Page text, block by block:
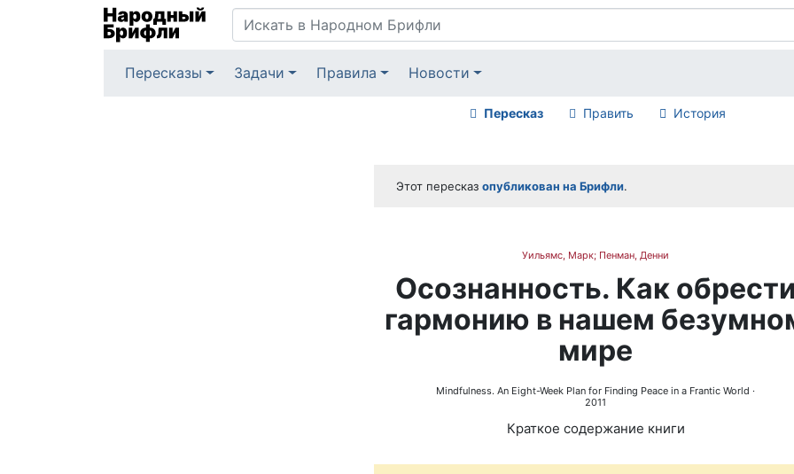
Пересказы Задачи Правила Новости
Пересказ Править История
Этот пересказ опубликован на Брифли.
Уильямс, Марк; Пенман, Денни
Осознанность. Как
гармонию в нашем
мире
Mindfulness. An Eight-Week Plan for Finding Peace in a Frantic World ·
2011
Краткое содержание книги